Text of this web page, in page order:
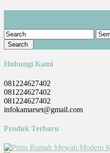
Hubungi Kami
081224627402
081224627402
081224627402
infokamarset@gmail.com
Produk Terbaru